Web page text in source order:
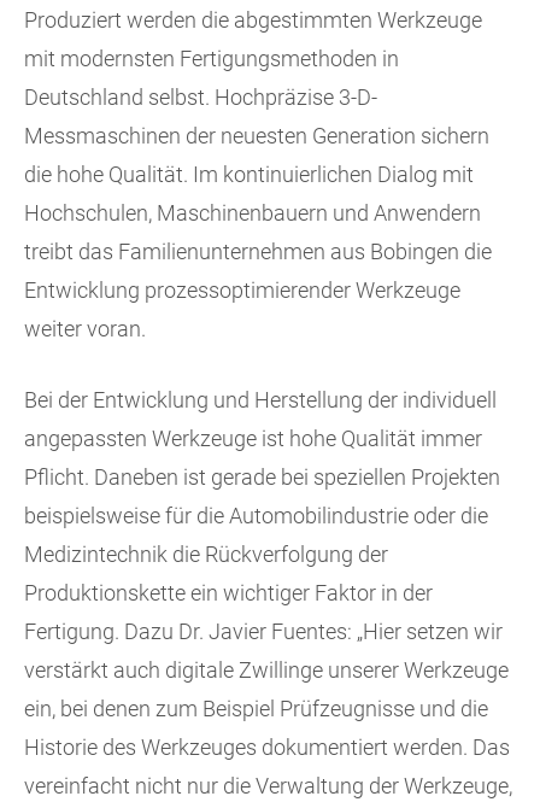
Produziert werden die abgestimmten Werkzeuge
mit modernsten Fertigungsmethoden in
Deutschland selbst. Hochpräzise 3-D-
Messmaschinen der neuesten Generation sichern
die hohe Qualität. Im kontinuierlichen Dialog mit
Hochschulen, Maschinenbauern und Anwendern
treibt das Familienunternehmen aus Bobingen die
Entwicklung prozessoptimierender Werkzeuge
weiter voran.
Bei der Entwicklung und Herstellung der individuell
angepassten Werkzeuge ist hohe Qualität immer
Pflicht. Daneben ist gerade bei speziellen Projekten
beispielsweise für die Automobilindustrie oder die
Medizintechnik die Rückverfolgung der
Produktionskette ein wichtiger Faktor in der
Fertigung. Dazu Dr. Javier Fuentes: „Hier setzen wir
verstärkt auch digitale Zwillinge unserer Werkzeuge
ein, bei denen zum Beispiel Prüfzeugnisse und die
Historie des Werkzeuges dokumentiert werden. Das
vereinfacht nicht nur die Verwaltung der Werkzeuge,